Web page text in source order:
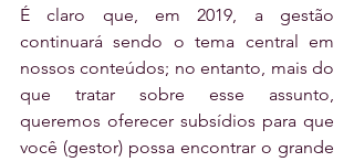
É claro que, em 2019, a gestão
continuará sendo o tema central em
nossos conteúdos; no entanto, mais do
que tratar sobre esse assunto,
queremos oferecer subsídios para que
você (gestor) possa encontrar o grande